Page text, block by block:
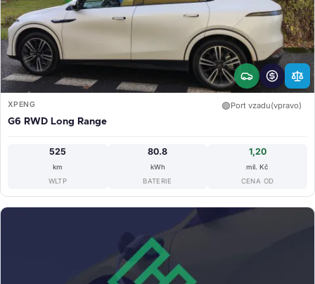
XPENG 🟢Port vzadu(vpravo)
G6 RWD Long Range
525
km
WLTP
80.8
kWh
BATERIE
1,20
mil. Kč
CENA OD